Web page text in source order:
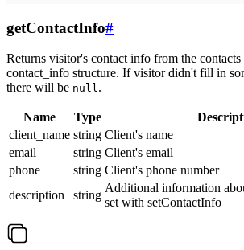
getContactInfo#
Returns visitor's contact info from the contacts
contact_info structure. If visitor didn't fill in
there will be null.
Name Type
client_name string Client's name
email
string Client's email
phone
string Client's phone number
description
string
Additional information
set with setContactInfo